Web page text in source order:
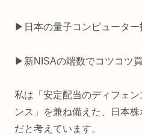
▶日本の量子コンピューター
▶新NISAの端数でコツコツ
私は「安定配当のディフェ
ンス」を兼ね備えた、日本
だと考えています。